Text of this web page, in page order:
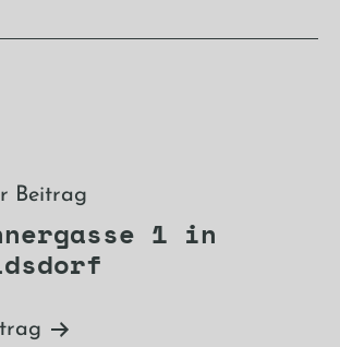
Beitrag
1 in